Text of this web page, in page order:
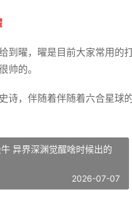
到曜，曜是目前大家常用的
帅的。
诗，伴随着伴随着六合星球
异界深渊觉醒啥时候出的
2026-07-07